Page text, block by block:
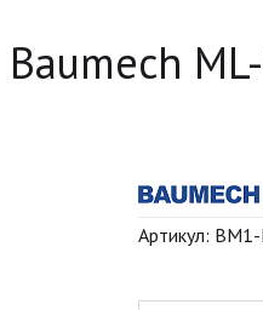
Артикул: